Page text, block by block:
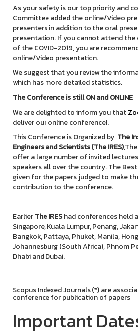
As your safety is our top priority and
Committee added the online/Video
presenters in addition to the oral
presentation. If you cannot attend the
of the COVID-2019, you are
online/Video presentation.
We suggest that you review the
which has more detailed statistics.
The Conference is still ON and ONLINE
We are delighted to inform you that
deliver our online conference!.
This Conference is Organized by The
Engineers and Scientists (The IRES)
offer a large number of invited
speakers all over the country. The
given for the papers judged to make
contribution to the conference.
EarlierThe IREShad conferences held
Singapore, Kuala Lumpur, Penang,
Bangkok, Pattaya, Phuket, Manila,
Johannesburg (South Africa), Phnom
Dhabi and Dubai.
Scopus Indexed Journals (*) are
conference for publication of papers
Important